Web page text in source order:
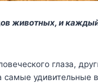
животных, и
глаза,
самые удивительные